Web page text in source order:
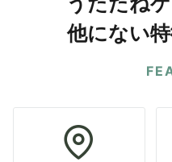
他にない